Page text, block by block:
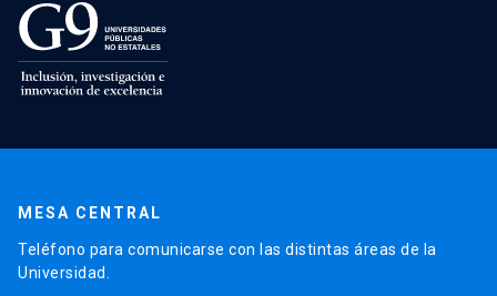
MESA CENTRAL
Teléfono para comunicarse con las distintas áreas de la
Universidad.